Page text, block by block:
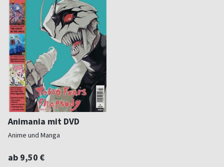
Animania mit DVD
Anime und Manga
ab 9,50 €